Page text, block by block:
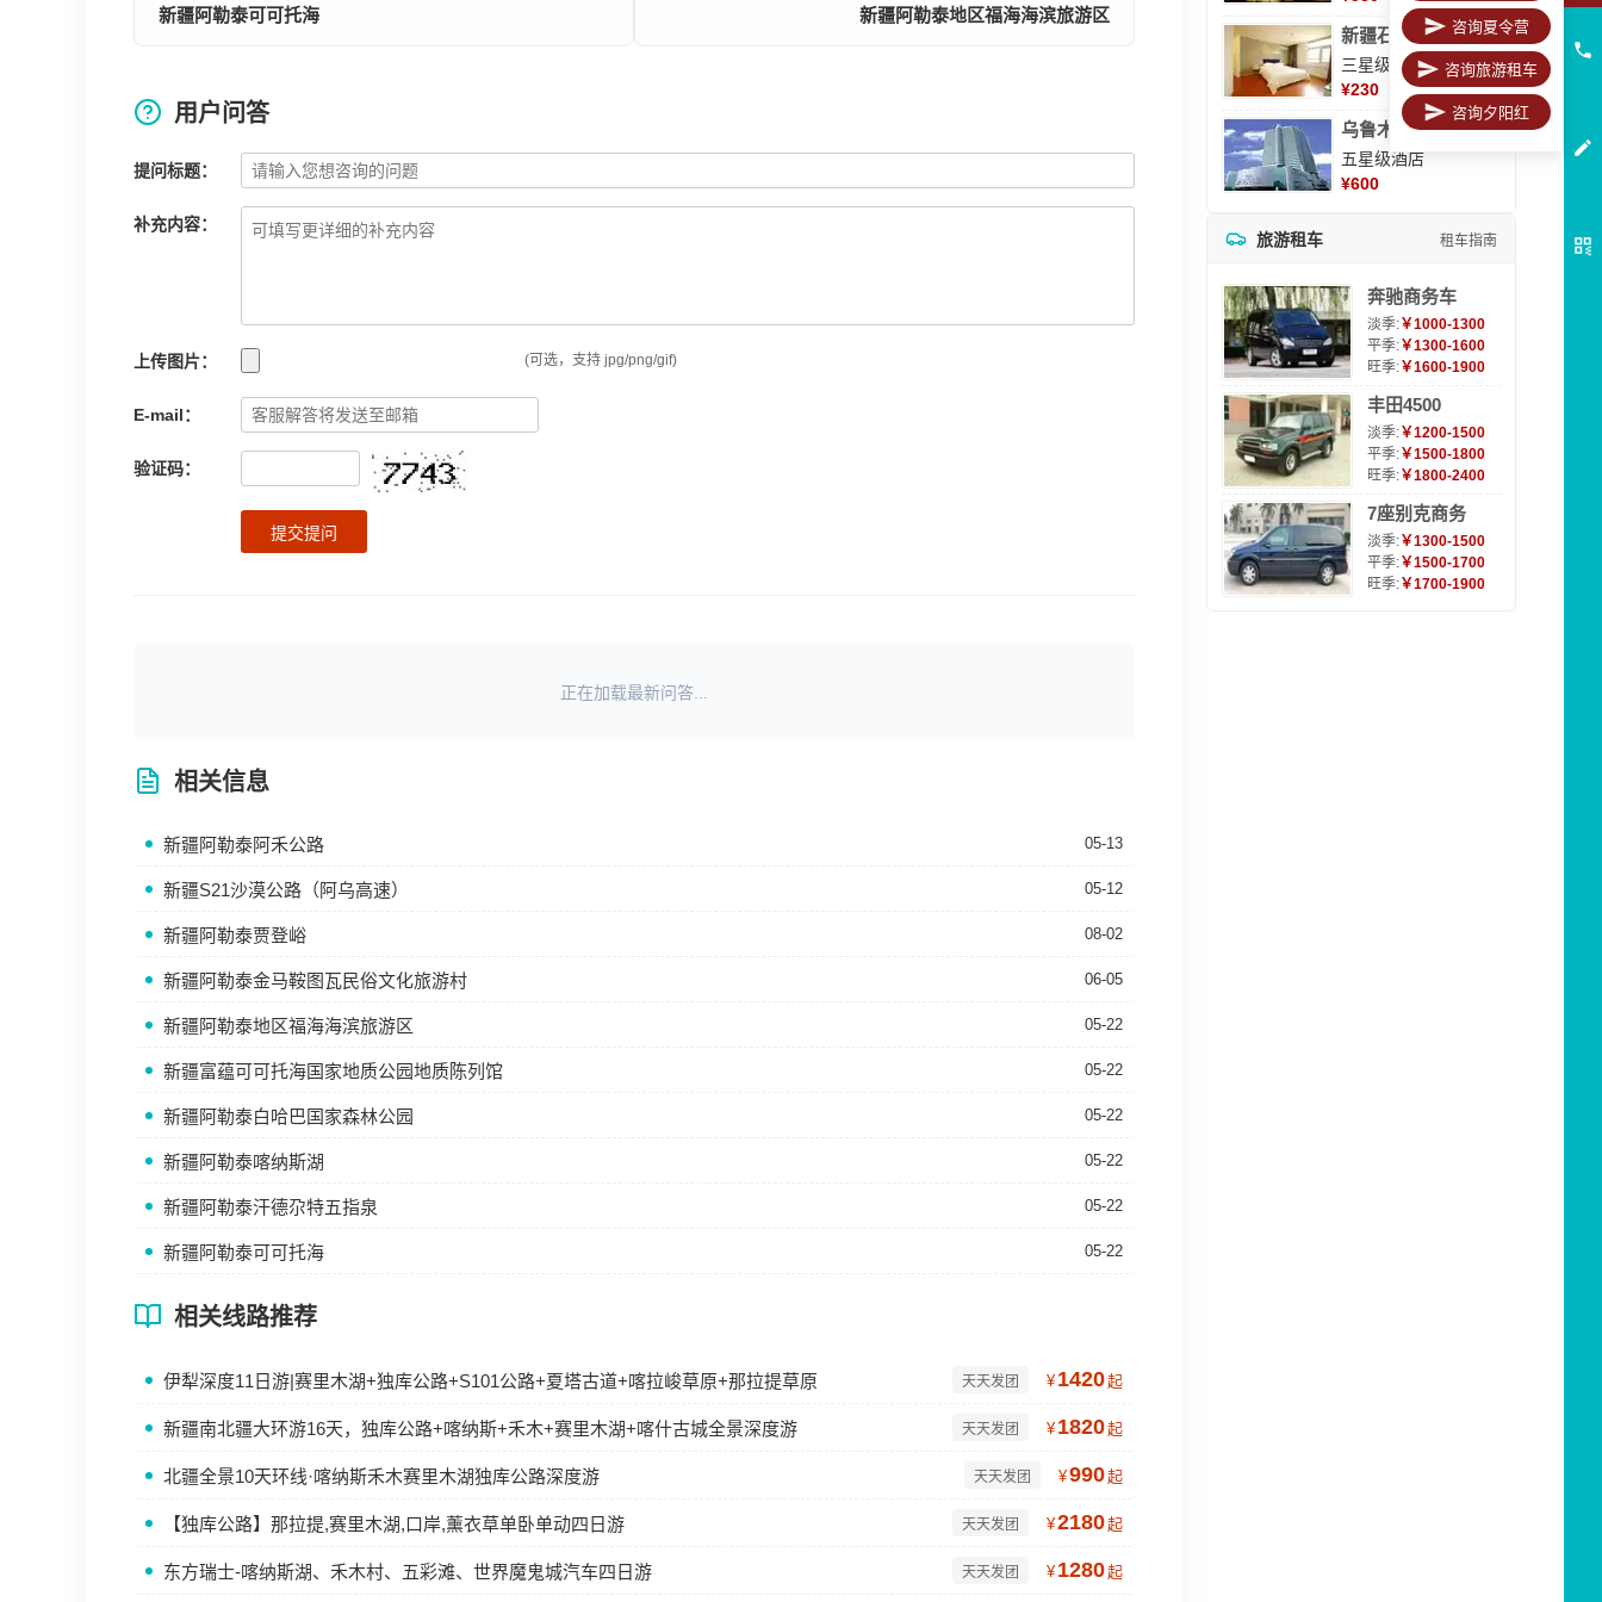
新疆阿勒泰可可托海 新疆阿勒泰地区福海海滨旅游区
用户问答
提问标题：
补充内容：
上传图片： (可选，支持 jpg/png/gif)
E-mail：
验证码：
提交提问
正在加载最新问答...
相关信息
新疆阿勒泰阿禾公路 05-13
新疆S21沙漠公路（阿乌高速） 05-12
新疆阿勒泰贾登峪 08-02
新疆阿勒泰金马鞍图瓦民俗文化旅游村 06-05
新疆阿勒泰地区福海海滨旅游区 05-22
新疆富蕴可可托海国家地质公园地质陈列馆 05-22
新疆阿勒泰白哈巴国家森林公园 05-22
新疆阿勒泰喀纳斯湖 05-22
新疆阿勒泰汗德尕特五指泉 05-22
新疆阿勒泰可可托海 05-22
相关线路推荐
伊犁深度11日游|赛里木湖+独库公路+S101公路+夏塔古道+喀拉峻草原+那拉提草原 天天发团 ¥ 1420起
新疆南北疆大环游16天，独库公路+喀纳斯+禾木+赛里木湖+喀什古城全景深度游 天天发团 ¥ 1820起
北疆全景10天环线·喀纳斯禾木赛里木湖独库公路深度游 天天发团 ¥990起
【独库公路】那拉提,赛里木湖,口岸,薰衣草单卧单动四日游 天天发团 ¥2180起
东方瑞士-喀纳斯湖、禾木村、五彩滩、世界魔鬼城汽车四日游 天天发团 ¥ 1280起
新疆石河子凯瑞酒店
三星级酒店
¥230
乌鲁木齐海德大酒店
五星级酒店
¥600
旅游租车 租车指南
奔驰商务车
淡季:￥1000-1300
平季:￥1300-1600
旺季:￥1600-1900
丰田4500
淡季:￥1200-1500
平季:￥1500-1800
旺季:￥1800-2400
7座别克商务
淡季:￥1300-1500
平季:￥1500-1700
旺季:￥1700-1900
咨询夏令营
咨询旅游租车
咨询夕阳红